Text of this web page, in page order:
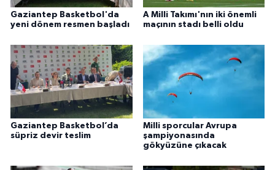
Gaziantep Basketbol'da
yeni dönem resmen başladı
A Milli Takımı'nın iki önemli
maçının stadı belli oldu
Gaziantep Basketbol’da
süpriz devir teslim
Milli sporcular Avrupa
şampiyonasında
gökyüzüne çıkacak